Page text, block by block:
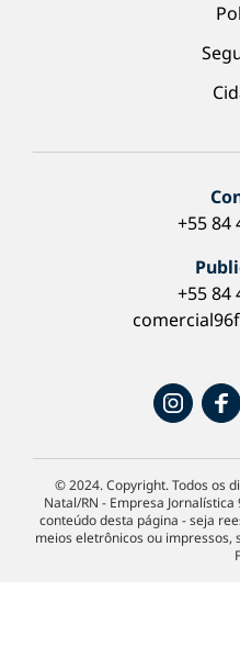
+55 84
+55 84
© 2024. Copyright. Todos os
Natal/RN - Empresa
conteúdo desta página - seja
meios eletrônicos ou impressos,